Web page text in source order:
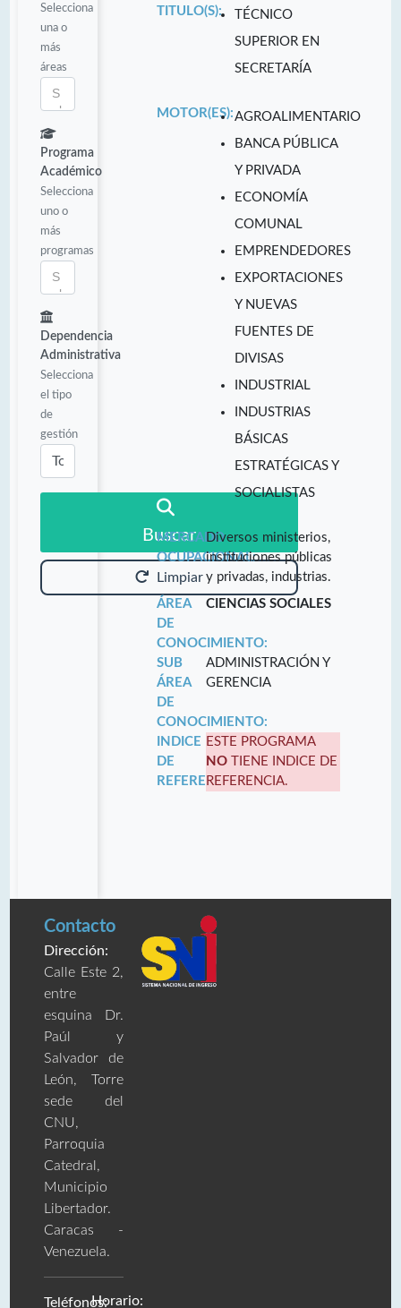
Selecciona
una o
más
áreas
Programa
Académico
Selecciona
uno o
más
programas
Dependencia
Administrativa
Selecciona
el tipo
de
gestión
Buscar
Limpiar
TITULO(S):
TÉCNICO
SUPERIOR EN
SECRETARÍA
MOTOR(ES):AGROALIMENTARIO
BANCA PÚBLICA
Y PRIVADA
ECONOMÍA
COMUNAL
EMPRENDEDORES
EXPORTACIONES
Y NUEVAS
FUENTES DE
DIVISAS
INDUSTRIAL
INDUSTRIAS
BÁSICAS
ESTRATÉGICAS Y
SOCIALISTAS
MERCADO
OCUPACIONAL:
Diversos ministerios,
instituciones públicas
y privadas, industrias.
ÁREA
DE
CONOCIMIENTO:
CIENCIAS SOCIALES
SUB
ÁREA
DE
CONOCIMIENTO:
ADMINISTRACIÓN Y
GERENCIA
INDICE
DE
REFERENCIA:
ESTE PROGRAMA
NO TIENE INDICE DE
REFERENCIA.
Contacto
Dirección:
Calle Este 2,
entre
esquina Dr.
Paúl y
Salvador de
León, Torre
sede del
CNU,
Parroquia
Catedral,
Municipio
Libertador.
Caracas -
Venezuela.
Teléfonos:Horario: